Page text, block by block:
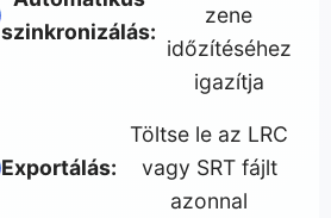
szinkronizálás:
zene
időzítéséhez
igazítja
Exportálás:
Töltse le az LRC
vagy SRT fájlt
azonnal